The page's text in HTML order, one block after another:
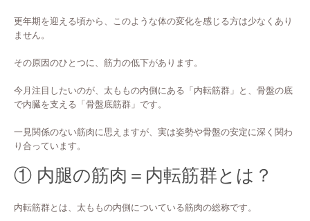
更年期を迎える頃から、このような体の変化を感じる方は少なくあり
ません。
その原因のひとつに、筋力の低下があります。
今月注目したいのが、太ももの内側にある「内転筋群」と、骨盤の底
で内臓を支える「骨盤底筋群」です。
一見関係のない筋肉に思えますが、実は姿勢や骨盤の安定に深く関わ
り合っています。
① 内腿の筋肉＝内転筋群とは？
内転筋群とは、太ももの内側についている筋肉の総称です。